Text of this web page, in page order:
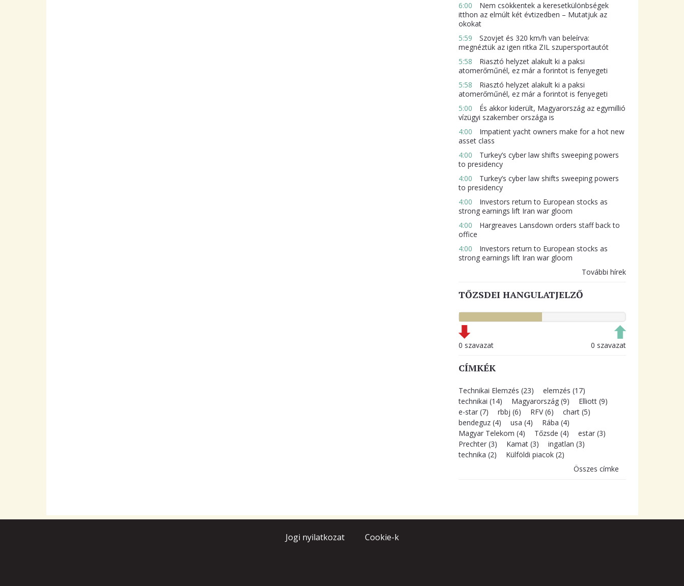
6:00
Nem csökkentek a keresetkülönbségek
itthon az elmúlt két évtizedben – Mutatjuk az
okokat
5:59
Szovjet és 320 km/h van beleírva:
megnéztük az igen ritka ZIL szupersportautót
5:58
Riasztó helyzet alakult ki a paksi
atomerőműnél, ez már a forintot is fenyegeti
5:58
Riasztó helyzet alakult ki a paksi
atomerőműnél, ez már a forintot is fenyegeti
5:00
És akkor kiderült, Magyarország az egymillió
vízügyi szakember országa is
4:00
Impatient yacht owners make for a hot new
asset class
4:00
Turkey’s cyber law shifts sweeping powers
to presidency
4:00
Turkey’s cyber law shifts sweeping powers
to presidency
4:00
Investors return to European stocks as
strong earnings lift Iran war gloom
4:00
Hargreaves Lansdown orders staff back to
office
4:00
Investors return to European stocks as
strong earnings lift Iran war gloom
További hírek
TŐZSDEI HANGULATJELZŐ
0 szavazat 0 szavazat
CÍMKÉK
Technikai Elemzés (23)
elemzés (17)
technikai (14)
Magyarország (9)
Elliott (9)
e-star (7)
rbbj (6) RFV (6)
chart (5)
bendeguz (4)
usa (4)
Rába (4)
Magyar Telekom (4)
Tőzsde (4)
estar (3)
Prechter (3)
Kamat (3)
ingatlan (3)
technika (2)
Külföldi piacok (2)
Összes címke
Jogi nyilatkozat Cookie-k